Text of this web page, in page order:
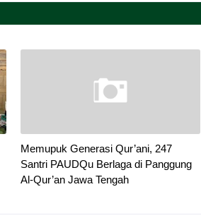
Memupuk Generasi Qur’ani, 247
Santri PAUDQu Berlaga di Panggung
Al-Qur’an Jawa Tengah